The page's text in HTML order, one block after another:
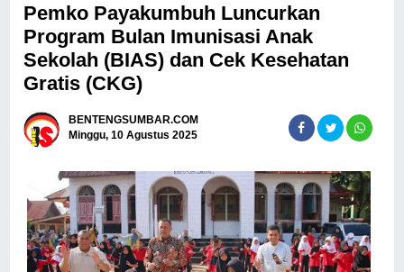
Pemko Payakumbuh Luncurkan
Program Bulan Imunisasi Anak
Sekolah (BIAS) dan Cek Kesehatan
Gratis (CKG)
BENTENGSUMBAR.COM
Minggu, 10 Agustus 2025